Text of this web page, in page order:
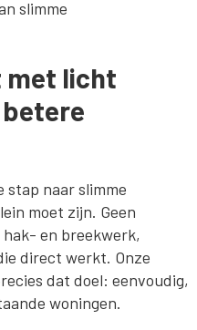
slimme
met licht
stap naar slimme
moet zijn. Geen
en breekwerk,
direct werkt. Onze
dat doel: eenvoudig,
woningen.